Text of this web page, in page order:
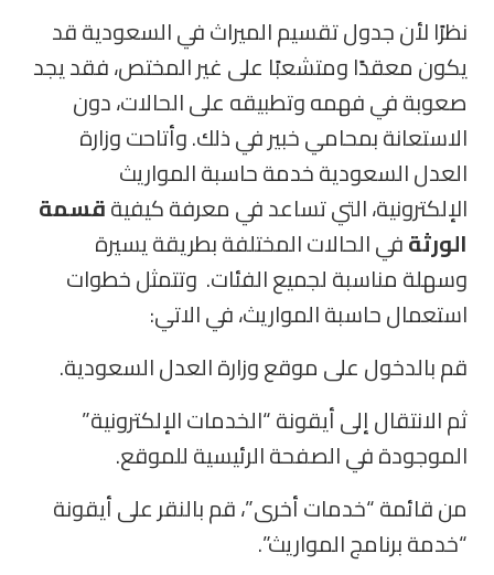
نظرًا لأن جدول تقسيم الميراث في السعودية قد
يكون معقدًا ومتشعبًا على غير المختص، فقد يجد
صعوبة في فهمه وتطبيقه على الحالات، دون
الاستعانة بمحامي خبير في ذلك. وأتاحت وزارة
العدل السعودية خدمة حاسبة المواريث
الإلكترونية، التي تساعد في معرفة كيفيةقسمة
الورثةفي الحالات المختلفة بطريقة يسيرة
وسهلة مناسبة لجميع الفئات. وتتمثل خطوات
استعمال حاسبة المواريث، في الاتي:
قم بالدخول على موقع وزارة العدل السعودية.
ثم الانتقال إلى أيقونة “الخدمات الإلكترونية”
الموجودة في الصفحة الرئيسية للموقع.
من قائمة “خدمات أخرى”، قم بالنقر على أيقونة
“خدمة برنامج المواريث”.